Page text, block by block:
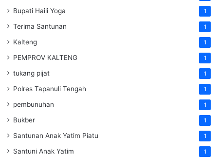
Bupati Haili Yoga 1
Terima Santunan 1
Kalteng 1
PEMPROV KALTENG 1
tukang pijat 1
Polres Tapanuli Tengah 1
pembunuhan 1
Bukber 1
Santunan Anak Yatim Piatu 1
Santuni Anak Yatim 1